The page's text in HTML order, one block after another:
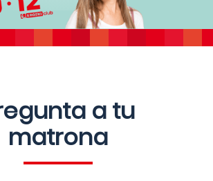
a tu
matrona